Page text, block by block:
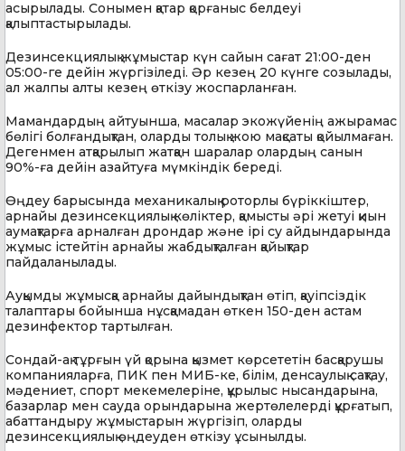
асырылады. Сонымен қатар қорғаныс белдеуі
қалыптастырылады.
Дезинсекциялық жұмыстар күн сайын сағат 21:00-ден
05:00-ге дейін жүргізіледі. Әр кезең 20 күнге созылады,
ал жалпы алты кезең өткізу жоспарланған.
Мамандардың айтуынша, масалар экожүйенің ажырамас
бөлігі болғандықтан, оларды толық жою мақсаты қойылмаған.
Дегенмен атқарылып жатқан шаралар олардың санын
90%-ға дейін азайтуға мүмкіндік береді.
Өңдеу барысында механикалық роторлы бүріккіштер,
арнайы дезинсекциялық көліктер, қамысты әрі жетуі қиын
аумақтарға арналған дрондар және ірі су айдындарында
жұмыс істейтін арнайы жабдықталған қайықтар
пайдаланылады.
Ауқымды жұмысқа арнайы дайындықтан өтіп, қауіпсіздік
талаптары бойынша нұсқамадан өткен 150-ден астам
дезинфектор тартылған.
Сондай-ақ тұрғын үй қорына қызмет көрсететін басқарушы
компанияларға, ПИК пен МИБ-ке, білім, денсаулық сақтау,
мәдениет, спорт мекемелеріне, құрылыс нысандарына,
базарлар мен сауда орындарына жертөлелерді құрғатып,
абаттандыру жұмыстарын жүргізіп, оларды
дезинсекциялық өңдеуден өткізу ұсынылды.